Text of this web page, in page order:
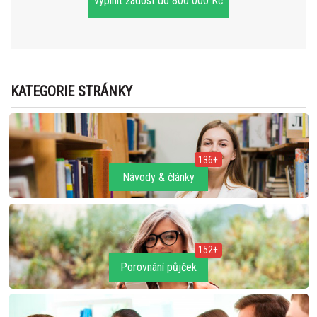
KATEGORIE STRÁNKY
Návody & články
136+
Porovnání půjček
152+